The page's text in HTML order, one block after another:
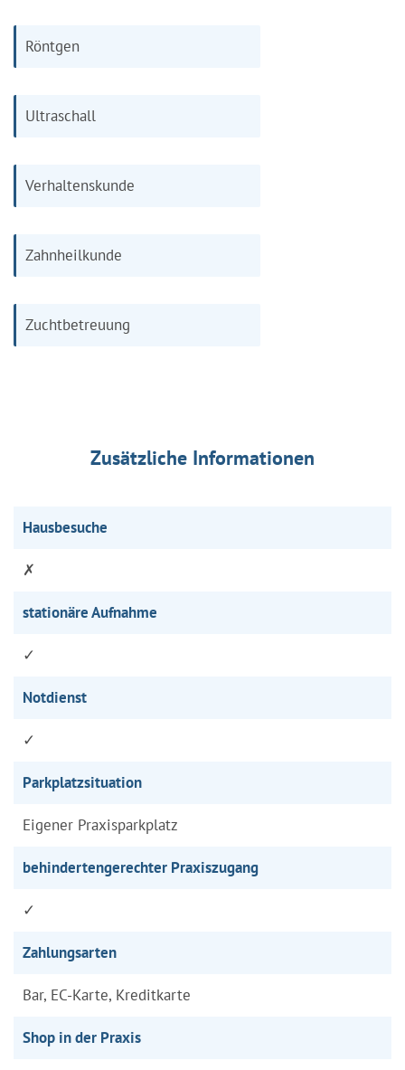
Röntgen
Ultraschall
Verhaltenskunde
Zahnheilkunde
Zuchtbetreuung
Zusätzliche Informationen
Hausbesuche
✗
stationäre Aufnahme
✓
Notdienst
✓
Parkplatzsituation
Eigener Praxisparkplatz
behindertengerechter Praxiszugang
✓
Zahlungsarten
Bar, EC-Karte, Kreditkarte
Shop in der Praxis